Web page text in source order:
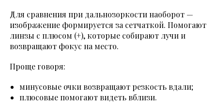
Для сравнения при дальнозоркости наоборот —
изображение формируется за сетчаткой. Помогают
линзы с плюсом (+), которые собирают лучи и
возвращают фокус на место.
Проще говоря:
минусовые очки возвращают резкость вдали;
плюсовые помогают видеть вблизи.